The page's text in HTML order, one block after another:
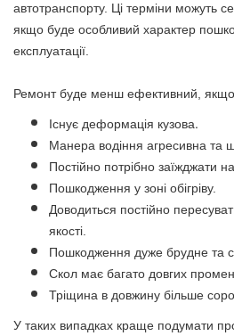
автотранспорту. Ці терміни можуть
якщо буде особливий характер
експлуатації.
Ремонт буде менш ефективний,
Існує деформація кузова.
Манера водіння агресивна та
Постійно потрібно заїжджати на
Пошкодження у зоні обігріву.
Доводиться постійно
якості.
Пошкодження дуже брудне та
Скол має багато довгих
Тріщина в довжину більше
У таких випадках краще подумати